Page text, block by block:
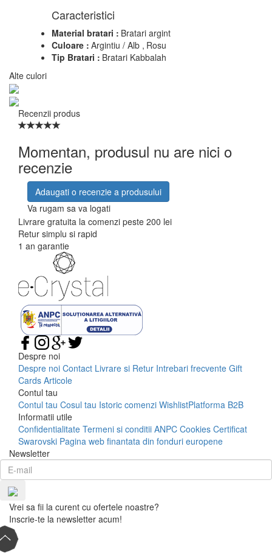
Caracteristici
Material bratari : Bratari argint
Culoare : Argintiu / Alb , Rosu
Tip Bratari : Bratari Kabbalah
Alte culori
Recenzii produs
Momentan, produsul nu are nici o
recenzie
Adaugati o recenzie a produsului
Va rugam sa va logati
Livrare gratuita la comenzi peste 200 lei
Retur simplu si rapid
1 an garantie
Despre noi
Despre noi Contact Livrare si Retur Intrebari frecvente Gift
Cards Articole
Contul tau
Contul tau Cosul tau Istoric comenzi WishlistPlatforma B2B
Informatii utile
Confidentialitate Termeni si conditii ANPC Cookies Certificat
Swarovski Pagina web finantata din fonduri europene
Newsletter
Vrei sa fii la curent cu ofertele noastre?
Inscrie-te la newsletter acum!